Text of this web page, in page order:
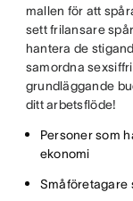
mallen för att
sett frilansare
hantera de
samordna
grundläggande
ditt arbetsflöde!
Personer som
ekonomi
Småföretagare